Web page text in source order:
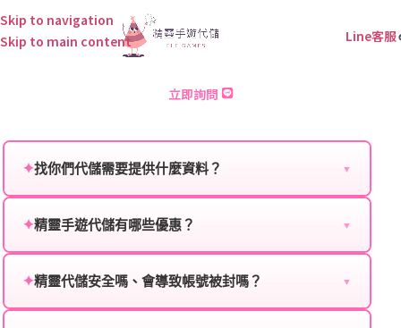
Skip to navigation
Skip to main content
Line客服
班的冒險 儲值
立即詢問
✦找你們代儲需要提供什麼資料？ ▼
服：
✦精靈手遊代儲有哪些優惠？ ▼
贈送、大額儲值優惠及節日限定活動，儲值最低6折
✦精靈代儲安全嗎、會導致帳號被封嗎？ ▼